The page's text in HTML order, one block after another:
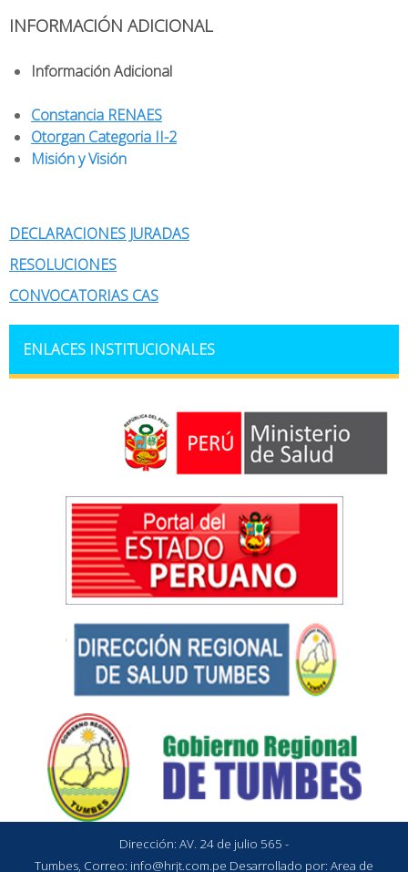
INFORMACIÓN ADICIONAL
Información Adicional
Constancia RENAES
Otorgan Categoria II-2
Misión y Visión
DECLARACIONES JURADAS
RESOLUCIONES
CONVOCATORIAS CAS
ENLACES INSTITUCIONALES
Dirección: AV. 24 de julio 565 -
Tumbes, Correo: info@hrjt.com.pe Desarrollado por: Area de